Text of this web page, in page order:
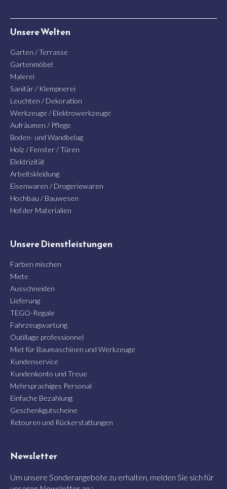
Unsere Welten
Garten / Terrasse
Gartenmöbel
Malerei
Sanitär / Klempnerei
Leuchten / Dekoration
Werkzeuge / Elektrowerkzeuge
Aufräumen / Pflege
Boden- und Wandbelag
Holz / Fenster / Türen
Elektrizität
Arbeitskleidung
Eisenwaren / Drogeriewaren
Hochbau / Bauwesen
Hof der Materialien
Unsere Dienstleistungen
Farben mischen
Miete
Ausschneiden
Lieferung
TEGO-Regale
Fahrzeugwartung
Outillage professionnel
Miet für Baumaschinen und Werkzeuge
Kundenservice
Kundenkonto und Treue
Mehrsprachiges Personal
Einfache Bezahlung
Geschenkgutscheine
Retouren und Rückerstattungen
Newsletter
Um unsere Sonderangebote zu erhalten, melden Sie sich für